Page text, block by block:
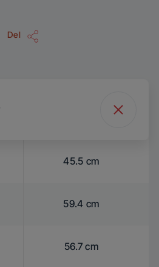
Del
45.5 cm
59.4 cm
56.7 cm